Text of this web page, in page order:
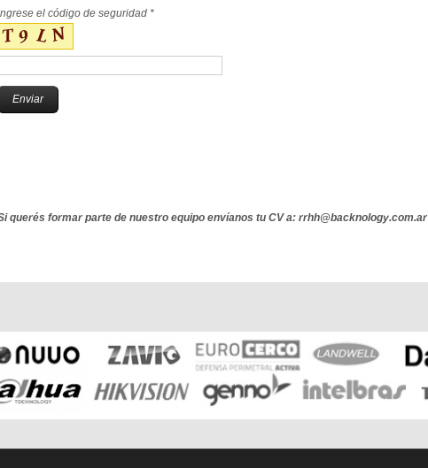
el código de seguridad *
Enviar
querés formar parte de nuestro equipo envíanos tu CV a: rrhh@backnology.com.ar